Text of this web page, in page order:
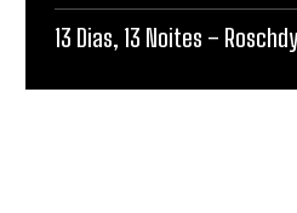
13 Dias, 13 Noites –